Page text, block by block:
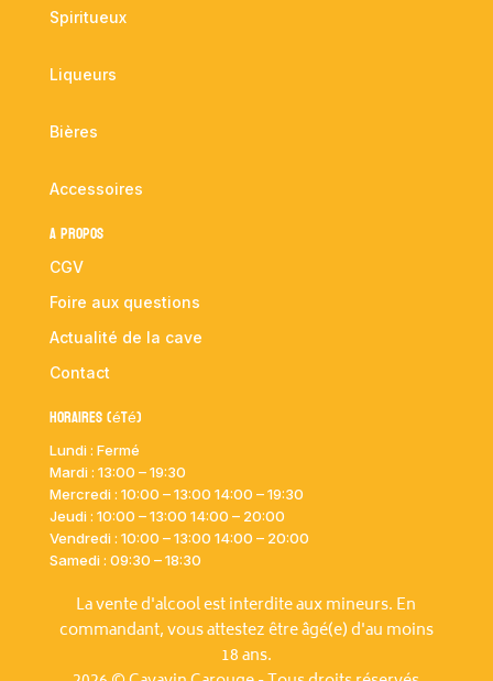
Spiritueux
Liqueurs
Bières
Accessoires
A propos
CGV
Foire aux questions
Actualité de la cave
Contact
Horaires (été)
Lundi : Fermé
Mardi : 13:00 – 19:30
Mercredi : 10:00 – 13:00 14:00 – 19:30
Jeudi : 10:00 – 13:00 14:00 – 20:00
Vendredi : 10:00 – 13:00 14:00 – 20:00
Samedi : 09:30 – 18:30
La vente d'alcool est interdite aux mineurs. En
commandant, vous attestez être âgé(e) d'au moins
18 ans.